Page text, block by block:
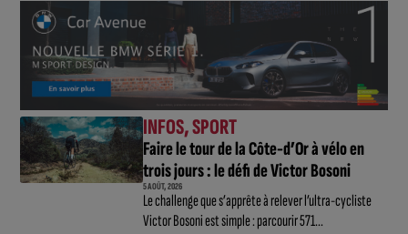
INFOS,SPORT
Faire le tour de la Côte-d’Or à vélo en
trois jours : le défi de Victor Bosoni
5 AOÛT, 2026
Le challenge que s’apprête à relever l’ultra-cycliste
Victor Bosoni est simple : parcourir 571...